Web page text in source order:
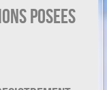
posees